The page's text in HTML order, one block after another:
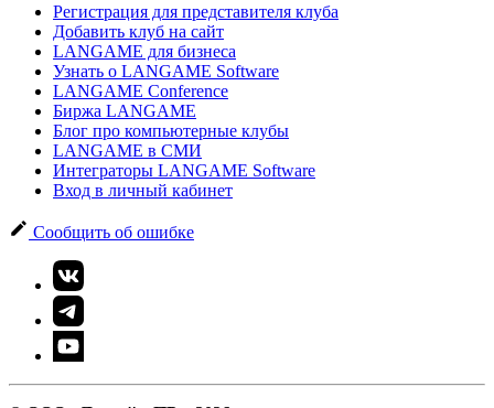
Регистрация для представителя клуба
Добавить клуб на сайт
LANGAME для бизнеса
Узнать о LANGAME Software
LANGAME Conference
Биржа LANGAME
Блог про компьютерные клубы
LANGAME в СМИ
Интеграторы LANGAME Software
Вход в личный кабинет
Сообщить об ошибке